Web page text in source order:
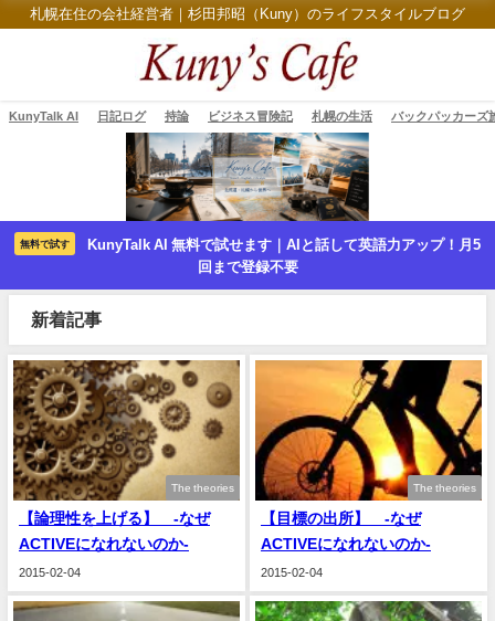
札幌在住の会社経営者｜杉田邦昭（Kuny）のライフスタイルブログ
KunyTalk AI 日記ログ 持論 ビジネス冒険記 札幌の生活 バックパッカーズ
無料で試す
KunyTalk AI 無料で試せます｜AIと話して英語力アップ！月5
回まで登録不要
新着記事
The theories
【論理性を上げる】 -なぜ
ACTIVEになれないのか-
2015-02-04
The theories
【目標の出所】 -なぜ
ACTIVEになれないのか-
2015-02-04